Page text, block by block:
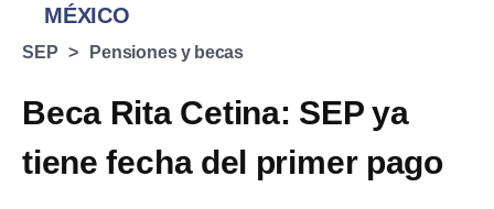
MÉXICO
SEP Pensiones y becas
Beca Rita Cetina: SEP ya
tiene fecha del primer pago